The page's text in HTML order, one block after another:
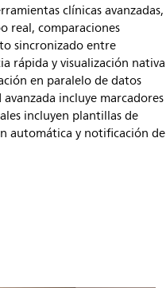
clínicas avanzadas,
real, comparaciones
sincronizado entre
rápida y visualización nativa
en paralelo de datos
incluye marcadores
incluyen plantillas de
automática y notificación de